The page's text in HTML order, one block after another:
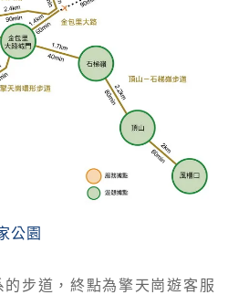
公園
步道，終點為擎天崗遊客服